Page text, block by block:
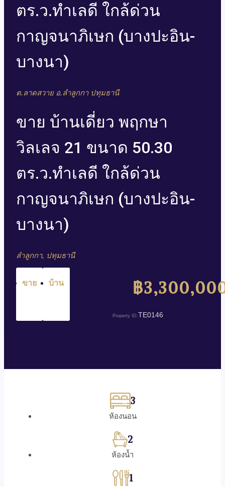
ตร.ว.ทำเลดี ใกล้ด่วน
กาญจนาภิเษก (บางปะอิน-
บางนา)
ต.ลาดสวาย อ.ลำลูกกา ปทุมธานี
ขาย บ้านเดี่ยว พฤกษา
วิลเลจ 21 ขนาด 50.30
ตร.ว.ทำเลดี ใกล้ด่วน
กาญจนาภิเษก (บางปะอิน-
บางนา)
ลำลูกกา, ปทุมธานี
ขาย บ้าน
Property ID:TE0146
฿
3
ห้องนอน
2
ห้องน้ำ
1